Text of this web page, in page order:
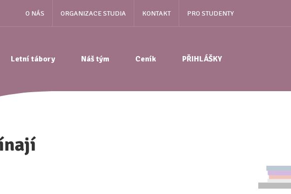
O NÁS ORGANIZACE STUDIA KONTAKT PRO STUDENTY
Letní tábory Náš tým Ceník PŘIHLÁŠKY